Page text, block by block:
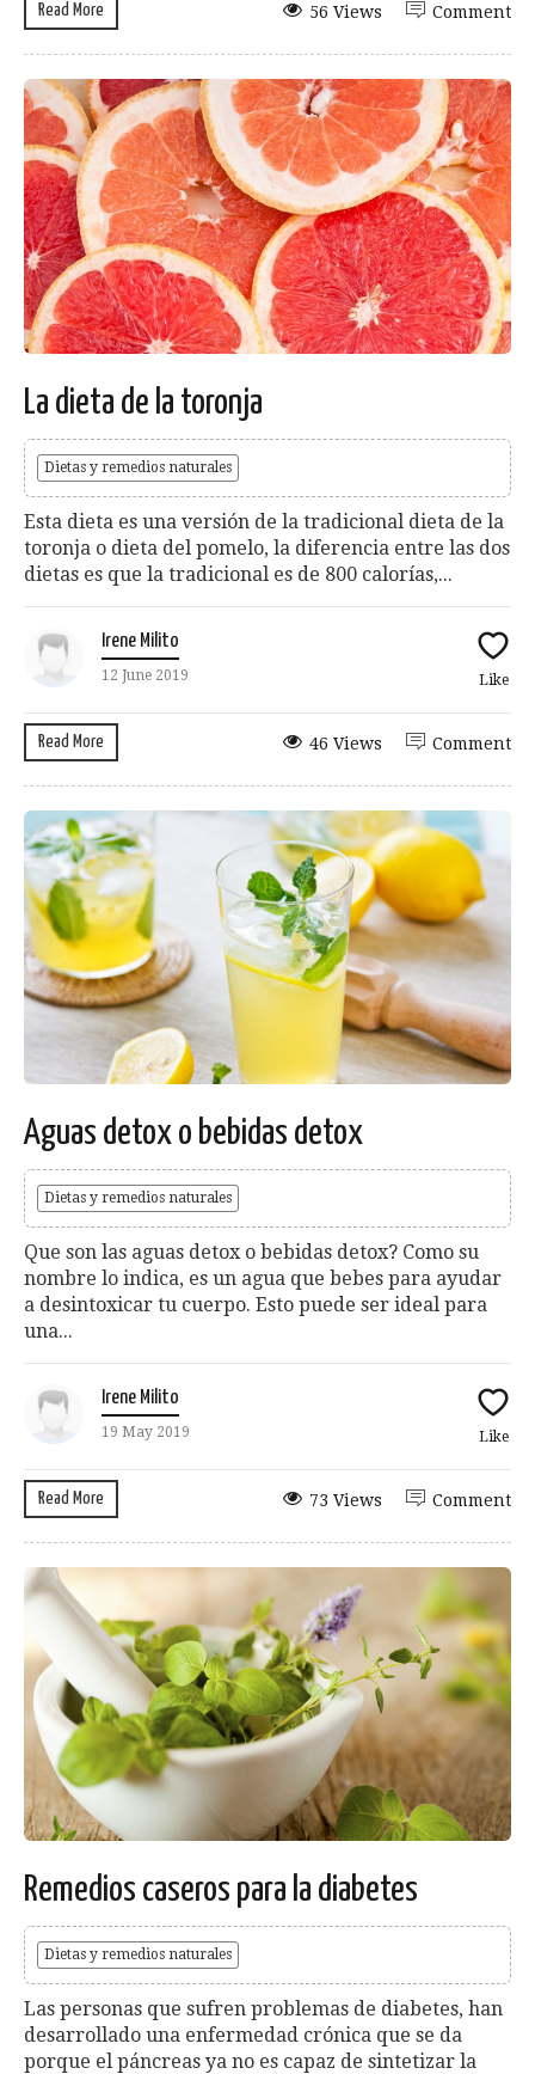
Read More Comment
56 Views
La dieta de la toronja
Dietas y remedios naturales
Esta dieta es una versión de la tradicional dieta de la
toronja o dieta del pomelo, la diferencia entre las dos
dietas es que la tradicional es de 800 calorías,...
Irene Milito
12 June 2019 Like
Read More Comment
46 Views
Aguas detox o bebidas detox
Dietas y remedios naturales
Que son las aguas detox o bebidas detox? Como su
nombre lo indica, es un agua que bebes para ayudar
a desintoxicar tu cuerpo. Esto puede ser ideal para
una...
Irene Milito
19 May 2019 Like
Read More Comment
73 Views
Remedios caseros para la diabetes
Dietas y remedios naturales
Las personas que sufren problemas de diabetes, han
desarrollado una enfermedad crónica que se da
porque el páncreas ya no es capaz de sintetizar la